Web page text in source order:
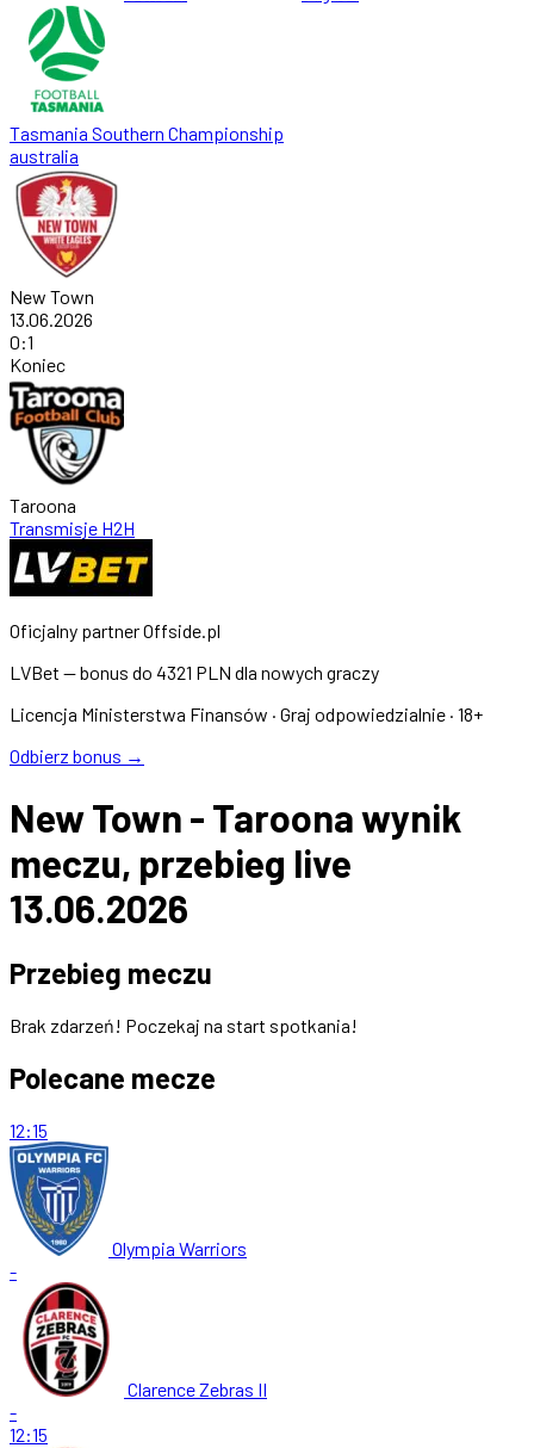
Tasmania Southern Championship
australia
New Town
13.06.2026
0:1
Koniec
Taroona
Transmisje H2H
Oficjalny partner Offside.pl
LVBet — bonus do 4321 PLN dla nowych graczy
Licencja Ministerstwa Finansów · Graj odpowiedzialnie · 18+
Odbierz bonus →
New Town - Taroona wynik
meczu, przebieg live
13.06.2026
Przebieg meczu
Brak zdarzeń! Poczekaj na start spotkania!
Polecane mecze
12:15
Olympia Warriors
-
Clarence Zebras II
-
12:15